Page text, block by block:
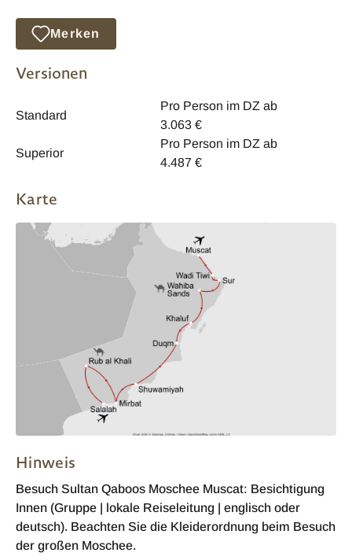
Merken
Versionen
Standard
Pro Person im DZ ab
3.063 €
Superior
Pro Person im DZ ab
4.487 €
Karte
Hinweis
Besuch Sultan Qaboos Moschee Muscat: Besichtigung
Innen (Gruppe | lokale Reiseleitung | englisch oder
deutsch). Beachten Sie die Kleiderordnung beim Besuch
der großen Moschee.